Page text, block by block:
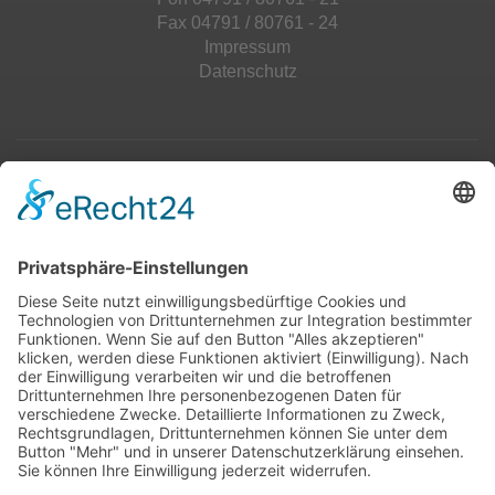
Fax 04791 / 80761 - 24
Impressum
Datenschutz
Jahrescharts
Top 100
Hot 50
Top Neueinsteiger
Highscores